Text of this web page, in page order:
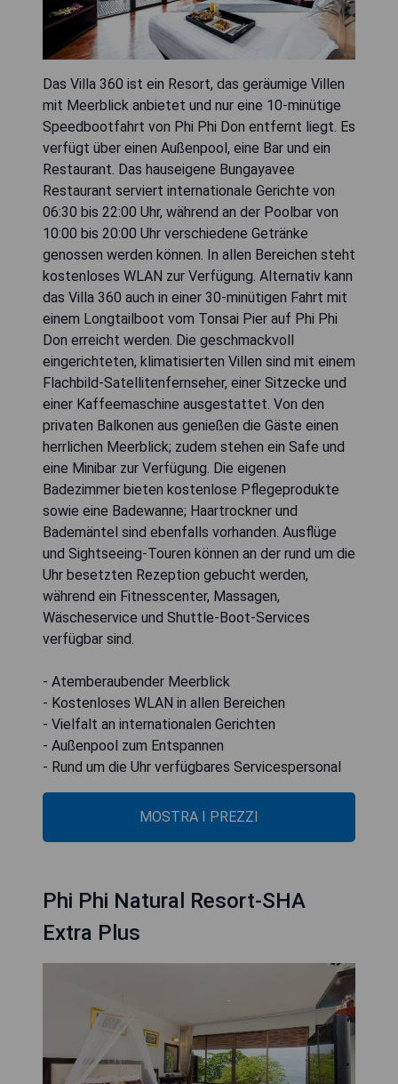
Das Villa 360 ist ein Resort, das geräumige Villen
mit Meerblick anbietet und nur eine 10-minütige
Speedbootfahrt von Phi Phi Don entfernt liegt. Es
verfügt über einen Außenpool, eine Bar und ein
Restaurant. Das hauseigene Bungayavee
Restaurant serviert internationale Gerichte von
06:30 bis 22:00 Uhr, während an der Poolbar von
10:00 bis 20:00 Uhr verschiedene Getränke
genossen werden können. In allen Bereichen steht
kostenloses WLAN zur Verfügung. Alternativ kann
das Villa 360 auch in einer 30-minütigen Fahrt mit
einem Longtailboot vom Tonsai Pier auf Phi Phi
Don erreicht werden. Die geschmackvoll
eingerichteten, klimatisierten Villen sind mit einem
Flachbild-Satellitenfernseher, einer Sitzecke und
einer Kaffeemaschine ausgestattet. Von den
privaten Balkonen aus genießen die Gäste einen
herrlichen Meerblick; zudem stehen ein Safe und
eine Minibar zur Verfügung. Die eigenen
Badezimmer bieten kostenlose Pflegeprodukte
sowie eine Badewanne; Haartrockner und
Bademäntel sind ebenfalls vorhanden. Ausflüge
und Sightseeing-Touren können an der rund um die
Uhr besetzten Rezeption gebucht werden,
während ein Fitnesscenter, Massagen,
Wäscheservice und Shuttle-Boot-Services
verfügbar sind.
- Atemberaubender Meerblick
- Kostenloses WLAN in allen Bereichen
- Vielfalt an internationalen Gerichten
- Außenpool zum Entspannen
- Rund um die Uhr verfügbares Servicespersonal
MOSTRA I PREZZI
Phi Phi Natural Resort-SHA
Extra Plus